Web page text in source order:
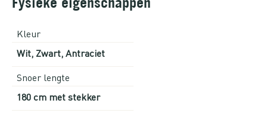
Kleur
Wit, Zwart, Antraciet
Snoer lengte
180 cm met stekker